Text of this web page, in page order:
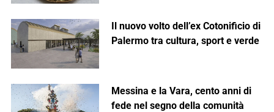
Il nuovo volto dell’ex Cotonificio di
Palermo tra cultura, sport e verde
Messina e la Vara, cento anni di
fede nel segno della comunità